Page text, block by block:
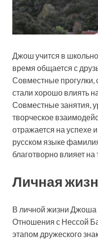
Джош учится в
время общается с
Совместные прогулки,
стали хорошо влиять
Совместные занятия,
творческое
отражается на успехе
русском языке
благотворно влияет
Личная
В личной жизни Джоша
Отношения с Нессой
этапом дружеского